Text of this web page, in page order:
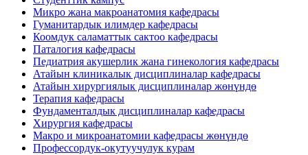
Микро жана макроанатомия кафедрасы
Гуманитардык илимдер кафедрасы
Коомдук саламаттык сактоо кафедрасы
Паталогия кафедрасы
Педиатрия акушерлик жана гинекология кафедрасы
Атайын клиникалык дисциплиналар кафедрасы
Атайын хирургиялык дисциплиналар жөнүндө
Терапия кафедрасы
Фундаменталдык дисциплиналар кафедрасы
Хирургия кафедрасы
Макро и микроанатомии кафедрасы жөнүндө
Профессордук-окутуучулук курам